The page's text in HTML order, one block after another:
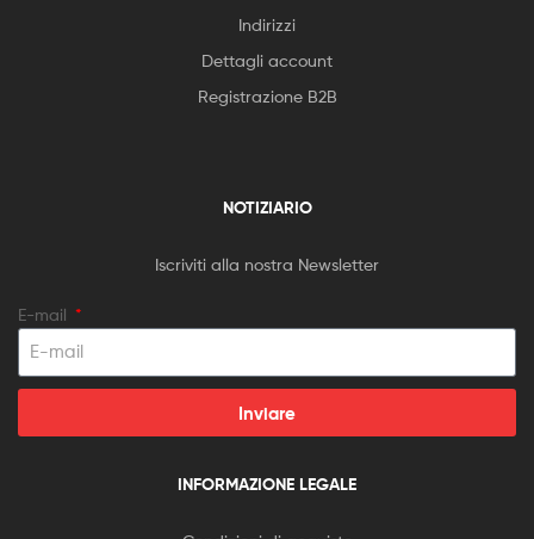
Indirizzi
Dettagli account
Registrazione B2B
NOTIZIARIO
Iscriviti alla nostra Newsletter
E-mail
Inviare
INFORMAZIONE LEGALE